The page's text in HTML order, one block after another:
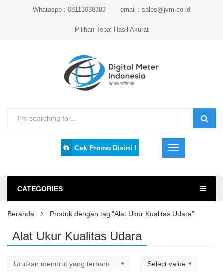
Whataspp : 08113038383 email : sales@jvm.co.id
Pilihan Tepat Hasil Akurat
Cek Promo Disini !
CATEGORIES
Beranda Produk dengan tag “Alat Ukur Kualitas Udara”
Alat Ukur Kualitas Udara